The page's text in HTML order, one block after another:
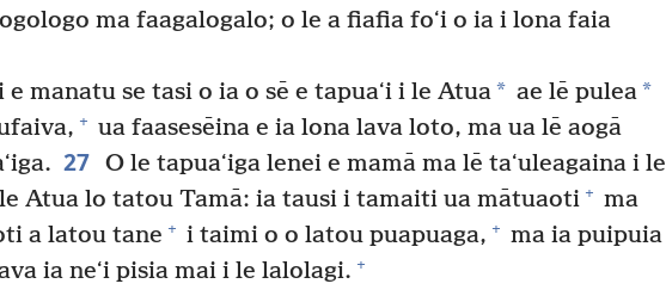
ma faagalogalo; o le a fiafia foʻi o ia i lona faia
e manatu se tasi o ia o sē e tapuaʻi i le Atua* ae lē pulea*
+ ua faasesēina e ia lona lava loto, ma ua lē aogā
27 O le tapuaʻiga lenei e mamā ma lē taʻuleagaina i le
Atua lo tatou Tamā: ia tausi i tamaiti ua mātuaoti + ma
a latou tane + i taimi o o latou puapuaga, + ma ia puipuia
ia neʻi pisia mai i le lalolagi. +